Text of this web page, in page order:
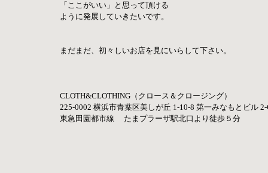
「ここがいい」と思って頂ける
ように発展していきたいです。
まだまだ、初々しいお店を見にいらして下さい。
CLOTH&CLOTHING（クロース＆クロージング）
225-0002 横浜市青葉区美しが丘 1-10-8​ 第一みなもとビル 2-
東急田園都市線　 たまプラーザ駅北口より徒歩５分